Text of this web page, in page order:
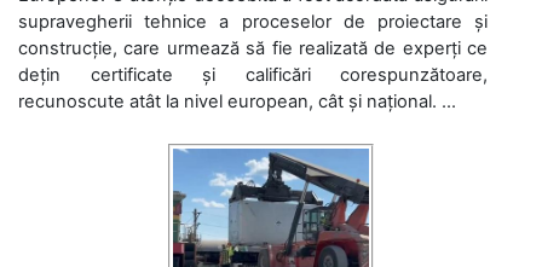
supravegherii tehnice a proceselor de proiectare și
construcție, care urmează să fie realizată de experți ce
dețin certificate și calificări corespunzătoare,
recunoscute atât la nivel european, cât și național. ...